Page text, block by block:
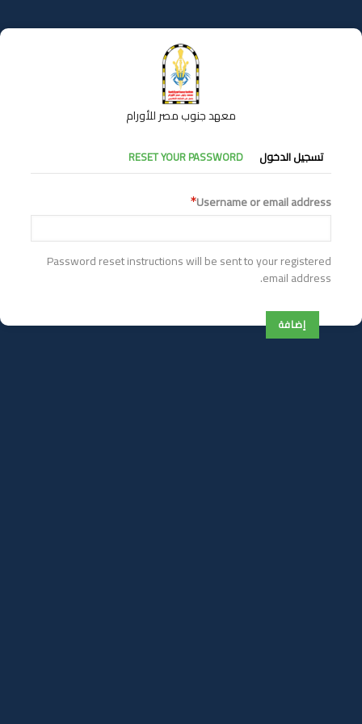
إلى
المحتوى
معهد جنوب مصر للأورام
التبويبات
الأساسية
تسجيل الدخول RESET YOUR PASSWORD
Username or email address
Password reset instructions will be sent to your registered
email address.